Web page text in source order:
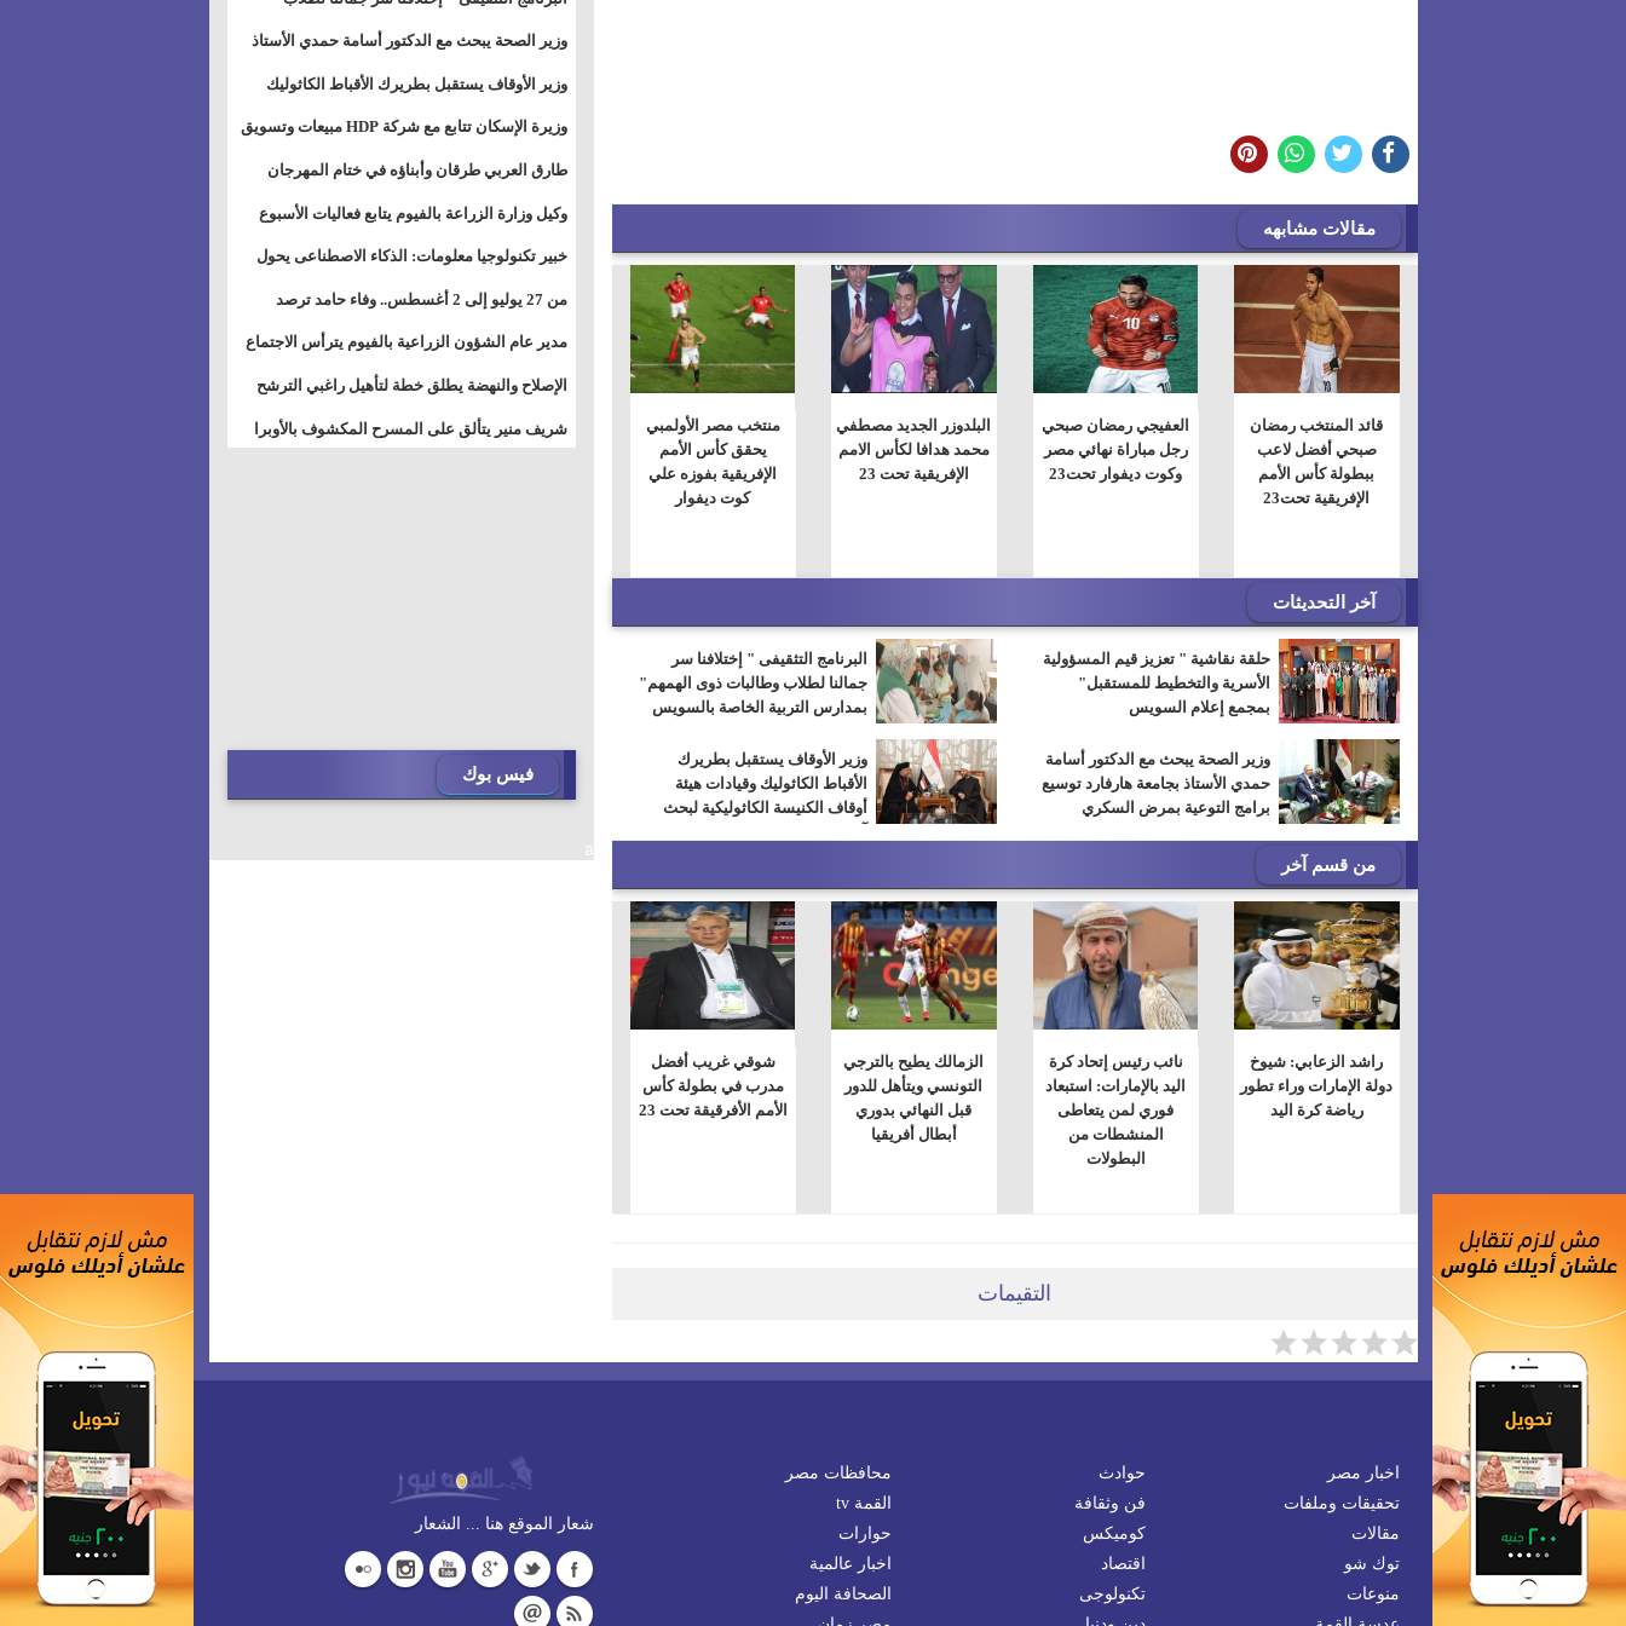
مقالات مشابهه
قائد المنتخب رمضان
صبحي أفضل لاعب
ببطولة كأس الأمم
الإفريقية تحت23
العفيجي رمضان صبحي
رجل مباراة نهائي مصر
وكوت ديفوار تحت23
البلدوزر الجديد مصطفي
محمد هدافا لكأس الامم
الإفريقية تحت 23
منتخب مصر الأولمبي
يحقق كأس الأمم
الإفريقية بفوزه علي
كوت ديفوار
آخر التحديثات
حلقة نقاشية " تعزيز قيم المسؤولية
الأسرية والتخطيط للمستقبل"
بمجمع إعلام السويس
البرنامج التثقيفى " إختلافنا سر
جمالنا لطلاب وطالبات ذوى الهمهم"
بمدارس التربية الخاصة بالسويس
وزير الصحة يبحث مع الدكتور أسامة
حمدي الأستاذ بجامعة هارفارد توسيع
برامج التوعية بمرض السكري
وزير الأوقاف يستقبل بطريرك
الأقباط الكاثوليك وقيادات هيئة
أوقاف الكنيسة الكاثوليكية لبحث
من قسم آخر
راشد الزعابي: شيوخ
دولة الإمارات وراء تطور
رياضة كرة اليد
نائب رئيس إتحاد كرة
اليد بالإمارات: استبعاد
فوري لمن يتعاطى
المنشطات من
البطولات
الزمالك يطيح بالترجي
التونسي ويتأهل للدور
قبل النهائي بدوري
أبطال أفريقيا
شوقي غريب أفضل
مدرب في بطولة كأس
الأمم الأفرقيقة تحت 23
التقيمات
وطالبات ذوى الهمهم" بمدارس التربية الخاصة
وزير الصحة يبحث مع الدكتور أسامة حمدي الأستاذ
بجامعة هارفارد توسيع برامج التوعية بمرض السكري
وزير الأوقاف يستقبل بطريرك الأقباط الكاثوليك
وزيرة الإسكان تتابع مع شركة HDP مبيعات وتسويق
مشروعات المدن الجديدة
طارق العربي طرقان وأبناؤه في ختام المهرجان
الصيفي للموسيقى والغناء بالمسرح المكشوف
وكيل وزارة الزراعة بالفيوم يتابع فعاليات الأسبوع
خبير تكنولوجيا معلومات: الذكاء الاصطناعى يحول
المستخدم إلى سلعة فى اقتصاد الانتباه
من 27 يوليو إلى 2 أغسطس.. وفاء حامد ترصد
تأثيرات أقوى الاتصالات الفلكية على الأبراج
مدير عام الشؤون الزراعية بالفيوم يترأس الاجتماع
الدوري لمتابعة الحصر الحيازي الجديدة
الإصلاح والنهضة يطلق خطة لتأهيل راغبي الترشح
للمجالس الشعبية المحلية ويستعرض خطط أماناته
بالمحافظات
شريف منير يتألق على المسرح المكشوف بالأوبرا
فيس بوك
a
اخبار مصر حوادث
محافظات مصر
تحقيقات وملفات
فن وثقافة
القمة tv
مقالات
كوميكس
حوارات
توك شو
اقتصاد
اخبار عالمية
منوعات
تكنولوجى
الصحافة اليوم
شعار الموقع هنا ... الشعار